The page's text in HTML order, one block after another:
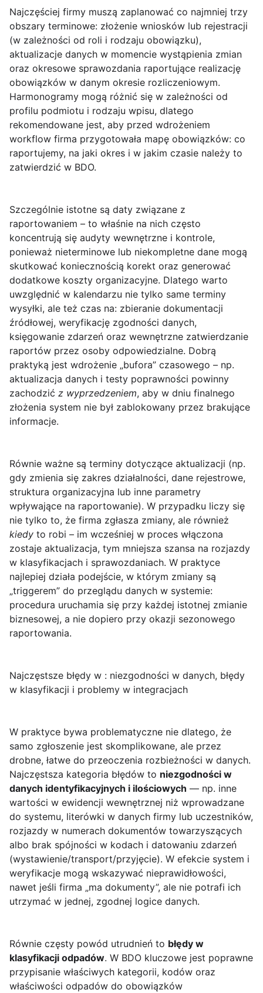
Najczęściej firmy muszą zaplanować co najmniej trzy
obszary terminowe: złożenie wniosków lub rejestracji
(w zależności od roli i rodzaju obowiązku),
aktualizacje danych w momencie wystąpienia zmian
oraz okresowe sprawozdania raportujące realizację
obowiązków w danym okresie rozliczeniowym.
Harmonogramy mogą różnić się w zależności od
profilu podmiotu i rodzaju wpisu, dlatego
rekomendowane jest, aby przed wdrożeniem
workflow firma przygotowała mapę obowiązków: co
raportujemy, na jaki okres i w jakim czasie należy to
zatwierdzić w BDO.
Szczególnie istotne są daty związane z
raportowaniem – to właśnie na nich często
koncentrują się audyty wewnętrzne i kontrole,
ponieważ nieterminowe lub niekompletne dane mogą
skutkować koniecznością korekt oraz generować
dodatkowe koszty organizacyjne. Dlatego warto
uwzględnić w kalendarzu nie tylko same terminy
wysyłki, ale też czas na: zbieranie dokumentacji
źródłowej, weryfikację zgodności danych,
księgowanie zdarzeń oraz wewnętrzne zatwierdzanie
raportów przez osoby odpowiedzialne. Dobrą
praktyką jest wdrożenie „bufora” czasowego – np.
aktualizacja danych i testy poprawności powinny
zachodzić z wyprzedzeniem, aby w dniu finalnego
złożenia system nie był zablokowany przez brakujące
informacje.
Równie ważne są terminy dotyczące aktualizacji (np.
gdy zmienia się zakres działalności, dane rejestrowe,
struktura organizacyjna lub inne parametry
wpływające na raportowanie). W przypadku liczy się
nie tylko to, że firma zgłasza zmiany, ale również
kiedy to robi – im wcześniej w proces włączona
zostaje aktualizacja, tym mniejsza szansa na rozjazdy
w klasyfikacjach i sprawozdaniach. W praktyce
najlepiej działa podejście, w którym zmiany są
„triggerem” do przeglądu danych w systemie:
procedura uruchamia się przy każdej istotnej zmianie
biznesowej, a nie dopiero przy okazji sezonowego
raportowania.
Najczęstsze błędy w : niezgodności w danych, błędy
w klasyfikacji i problemy w integracjach
W praktyce bywa problematyczne nie dlatego, że
samo zgłoszenie jest skomplikowane, ale przez
drobne, łatwe do przeoczenia rozbieżności w danych.
Najczęstsza kategoria błędów to niezgodności w
danych identyfikacyjnych i ilościowych — np. inne
wartości w ewidencji wewnętrznej niż wprowadzane
do systemu, literówki w danych firmy lub uczestników,
rozjazdy w numerach dokumentów towarzyszących
albo brak spójności w kodach i datowaniu zdarzeń
(wystawienie/transport/przyjęcie). W efekcie system i
weryfikacje mogą wskazywać nieprawidłowości,
nawet jeśli firma „ma dokumenty”, ale nie potrafi ich
utrzymać w jednej, zgodnej logice danych.
Równie częsty powód utrudnień to błędy w
klasyfikacji odpadów. W BDO kluczowe jest poprawne
przypisanie właściwych kategorii, kodów oraz
właściwości odpadów do obowiązków